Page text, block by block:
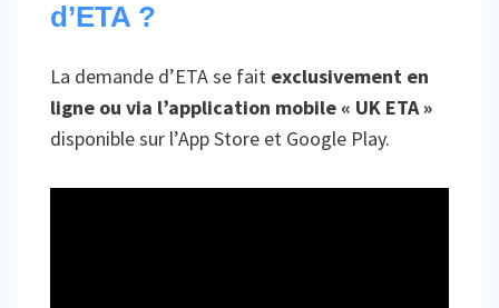
d’ETA ?
La demande d’ETA se fait exclusivement en
ligne ou via l’application mobile « UK ETA »
disponible sur l’App Store et Google Play.